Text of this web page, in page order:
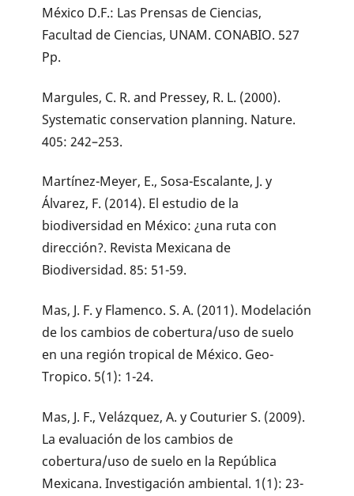
México D.F.: Las Prensas de Ciencias,
Facultad de Ciencias, UNAM. CONABIO. 527
Pp.
Margules, C. R. and Pressey, R. L. (2000).
Systematic conservation planning. Nature.
405: 242–253.
Martínez-Meyer, E., Sosa-Escalante, J. y
Álvarez, F. (2014). El estudio de la
biodiversidad en México: ¿una ruta con
dirección?. Revista Mexicana de
Biodiversidad. 85: 51-59.
Mas, J. F. y Flamenco. S. A. (2011). Modelación
de los cambios de cobertura/uso de suelo
en una región tropical de México. Geo-
Tropico. 5(1): 1-24.
Mas, J. F., Velázquez, A. y Couturier S. (2009).
La evaluación de los cambios de
cobertura/uso de suelo en la República
Mexicana. Investigación ambiental. 1(1): 23-